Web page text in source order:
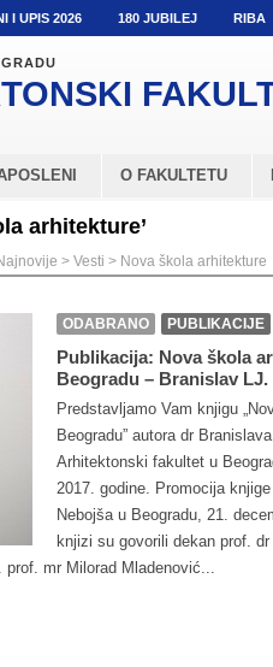
I UPIS 2026 180 JUBILEJ RIBA
O FAKULTETU
arhitekture’
> Vesti > Nova škola arhitekture
ODABRANO PUBLIKACIJE
Publikacija: Nova škola
Beogradu – Branislav LJ.
Predstavljamo Vam knjigu
Beogradu” autora dr
Arhitektonski fakultet u
2017. godine. Promocija
Nebojša u Beogradu, 21.
knjizi su govorili dekan prof.
mr Milorad Mladenović...